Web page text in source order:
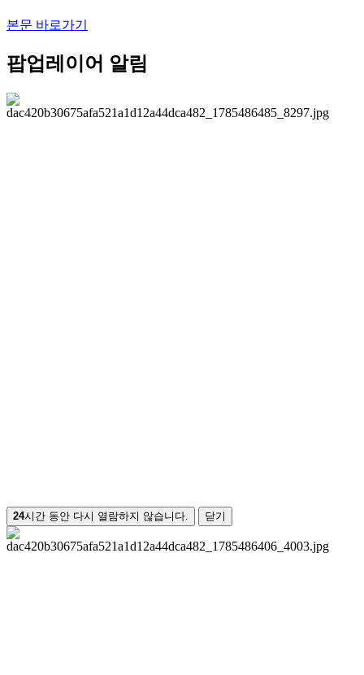
본문 바로가기
팝업레이어 알림
24시간 동안 다시 열람하지 않습니다. 닫기